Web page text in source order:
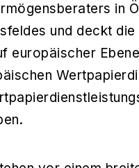
in
und deckt
europäischer